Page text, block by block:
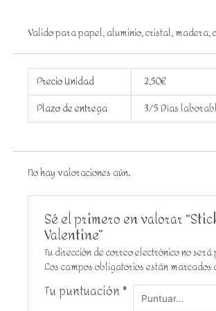
Valido para papel, aluminio, cristal, madera,
Precio Unidad
2,50€
Plazo de entrega
3/5 Días
No hay valoraciones aún.
Sé el primero en valorar
Valentine”
Tu dirección de correo electrónico no
Los campos obligatorios están marcados
Tu puntuación*